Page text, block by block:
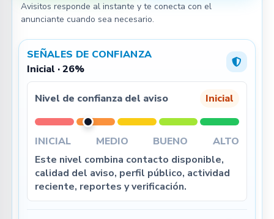
Avisitos responde al instante y te conecta con el
anunciante cuando sea necesario.
SEÑALES DE CONFIANZA
Inicial · 26%
Nivel de confianza del aviso Inicial
INICIAL MEDIO BUENO
ALTO
Este nivel combina contacto disponible,
calidad del aviso, perfil público, actividad
reciente, reportes y verificación.